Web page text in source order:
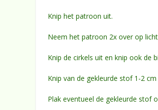
Knip het patroon uit.
Neem het patroon 2x over op
Knip de cirkels uit en knip ook de
Knip van de gekleurde stof 1-2
Plak eventueel de gekleurde stof